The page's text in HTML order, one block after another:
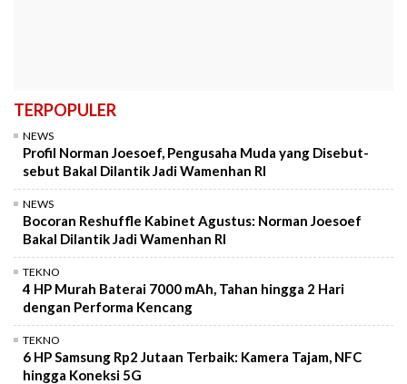
TERPOPULER
NEWS
Profil Norman Joesoef, Pengusaha Muda yang Disebut-
sebut Bakal Dilantik Jadi Wamenhan RI
NEWS
Bocoran Reshuffle Kabinet Agustus: Norman Joesoef
Bakal Dilantik Jadi Wamenhan RI
TEKNO
4 HP Murah Baterai 7000 mAh, Tahan hingga 2 Hari
dengan Performa Kencang
TEKNO
6 HP Samsung Rp2 Jutaan Terbaik: Kamera Tajam, NFC
hingga Koneksi 5G